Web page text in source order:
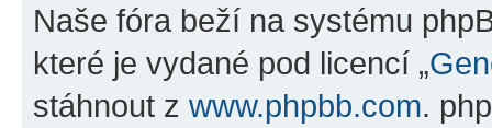
Naše fóra beží na systému
které je vydané pod licencí „
stáhnout z www.phpbb.com.